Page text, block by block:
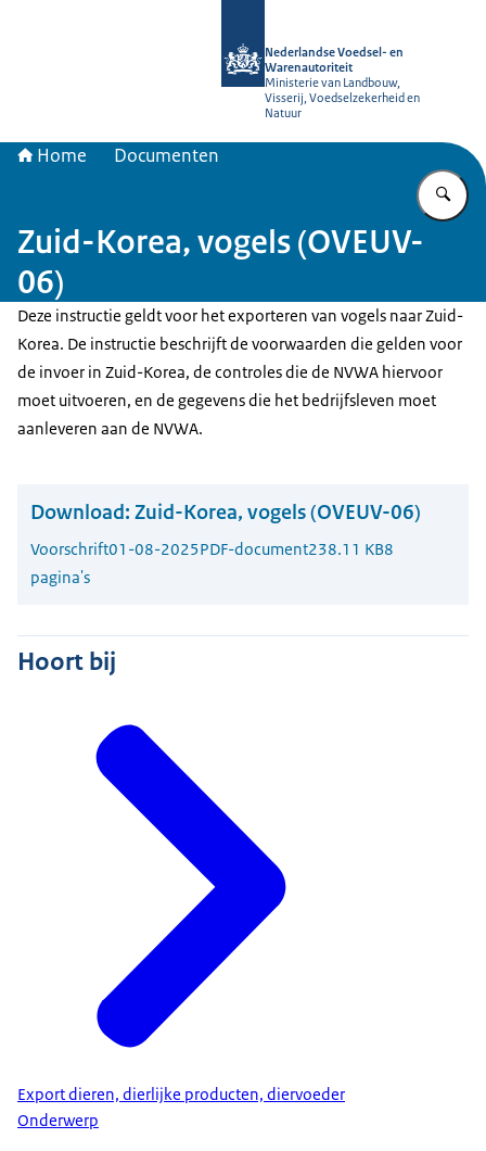
Nederlandse Voedsel- en
Warenautoriteit
Ministerie van Landbouw,
Visserij, Voedselzekerheid en
Natuur
Home Documenten
Zuid-Korea, vogels (OVEUV-
06)
Deze instructie geldt voor het exporteren van vogels naar Zuid-
Korea. De instructie beschrijft de voorwaarden die gelden voor
de invoer in Zuid-Korea, de controles die de NVWA hiervoor
moet uitvoeren, en de gegevens die het bedrijfsleven moet
aanleveren aan de NVWA.
Download: Zuid-Korea, vogels (OVEUV-06)
Voorschrift01-08-2025PDF-document238.11 KB8
pagina's
Hoort bij
Export dieren, dierlijke producten, diervoeder
Onderwerp